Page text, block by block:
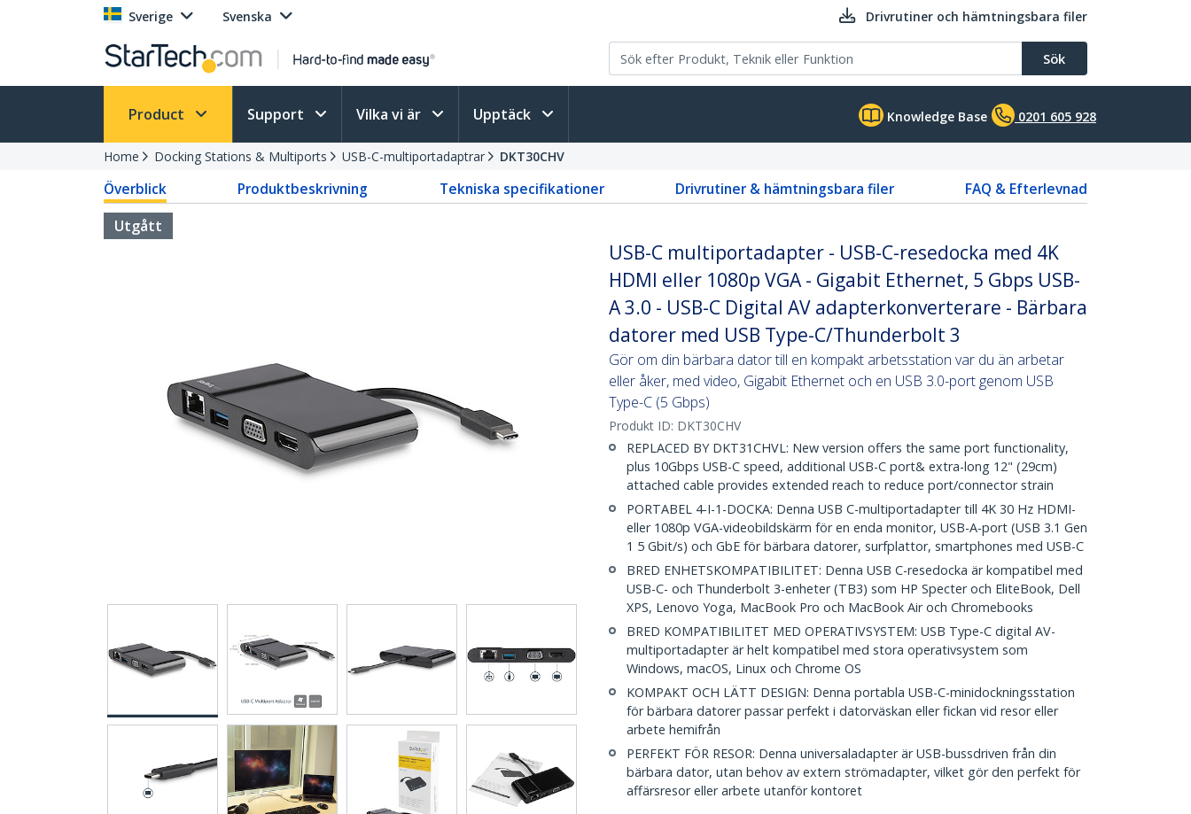
Sverige Svenska Drivrutiner och hämtningsbara filer
Sök
Product Support Vilka vi är Upptäck Knowledge Base 0201 605 928
Home Docking Stations & Multiports USB-C-multiportadaptrar DKT30CHV
Överblick Produktbeskrivning Tekniska specifikationer Drivrutiner & hämtningsbara filer
FAQ & Efterlevnad
Utgått
USB-C multiportadapter - USB-C-resedocka med 4K
HDMI eller 1080p VGA - Gigabit Ethernet, 5 Gbps USB-
A 3.0 - USB-C Digital AV adapterkonverterare - Bärbara
datorer med USB Type-C/Thunderbolt 3
Gör om din bärbara dator till en kompakt arbetsstation var du än arbetar
eller åker, med video, Gigabit Ethernet och en USB 3.0-port genom USB
Type-C (5 Gbps)
Produkt ID: DKT30CHV
REPLACED BY DKT31CHVL: New version offers the same port functionality,
plus 10Gbps USB-C speed, additional USB-C port& extra-long 12" (29cm)
attached cable provides extended reach to reduce port/connector strain
PORTABEL 4-I-1-DOCKA: Denna USB C-multiportadapter till 4K 30 Hz HDMI-
eller 1080p VGA-videobildskärm för en enda monitor, USB-A-port (USB 3.1 Gen
1 5 Gbit/s) och GbE för bärbara datorer, surfplattor, smartphones med USB-C
BRED ENHETSKOMPATIBILITET: Denna USB C-resedocka är kompatibel med
USB-C- och Thunderbolt 3-enheter (TB3) som HP Specter och EliteBook, Dell
XPS, Lenovo Yoga, MacBook Pro och MacBook Air och Chromebooks
BRED KOMPATIBILITET MED OPERATIVSYSTEM: USB Type-C digital AV-
multiportadapter är helt kompatibel med stora operativsystem som
Windows, macOS, Linux och Chrome OS
KOMPAKT OCH LÄTT DESIGN: Denna portabla USB-C-minidockningsstation
för bärbara datorer passar perfekt i datorväskan eller fickan vid resor eller
arbete hemifrån
PERFEKT FÖR RESOR: Denna universaladapter är USB-bussdriven från din
bärbara dator, utan behov av extern strömadapter, vilket gör den perfekt för
affärsresor eller arbete utanför kontoret